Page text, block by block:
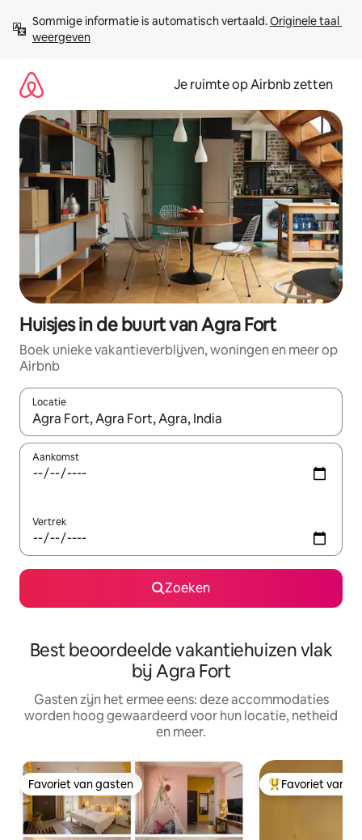
direct
naar
Sommige informatie is automatisch vertaald. Originele taal
weergeven
Je ruimte op Airbnb zetten
Huisjes in de buurt van Agra Fort
Boek unieke vakantieverblijven, woningen en meer op
Airbnb
Locatie
Wanneer er suggesties beschikbaar zijn, maak je een keuze
Aankomst
Vertrek
Zoeken
Best beoordeelde vakantiehuizen vlak
bij Agra Fort
Gasten zijn het ermee eens: deze accommodaties
worden hoog gewaardeerd voor hun locatie, netheid
en meer.
Favoriet van gasten
Favoriet van gasten Topfavoriet van
Favoriet van